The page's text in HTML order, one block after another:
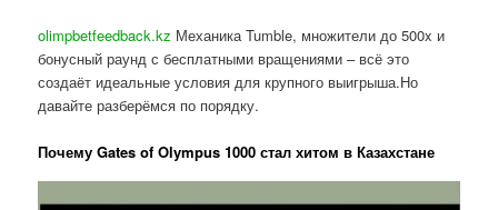
olimpbetfeedback.kz Механика Tumble, множители до 500x и
бонусный раунд с бесплатными вращениями – всё это
создаёт идеальные условия для крупного выигрыша.Но
давайте разберёмся по порядку.
Почему Gates of Olympus 1000 стал хитом в Казахстане